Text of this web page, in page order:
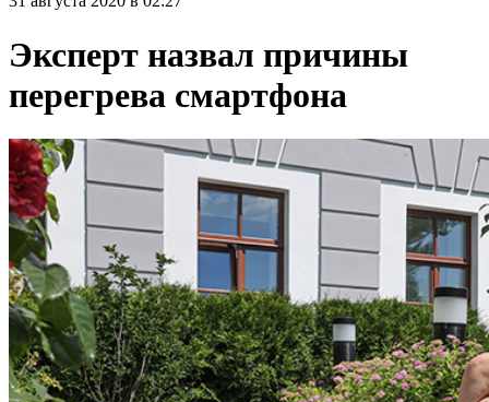
Эксперт назвал причины
перегрева смартфона